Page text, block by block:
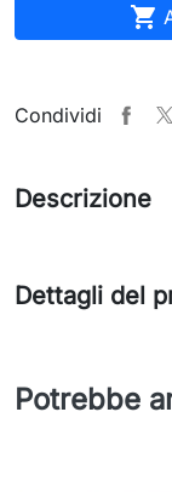

Condividi
Descrizione
Dettagli del
Potrebbe